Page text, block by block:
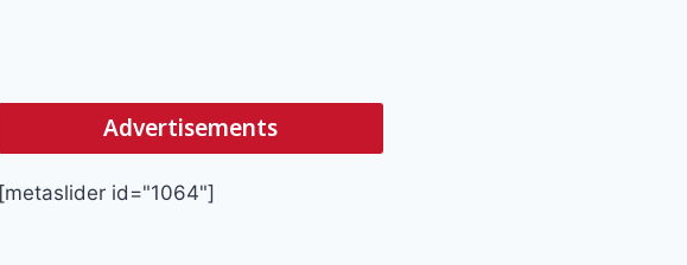
Advertisements
[metaslider id="1064"]